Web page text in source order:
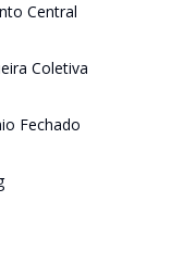
Central
Coletiva
Fechado